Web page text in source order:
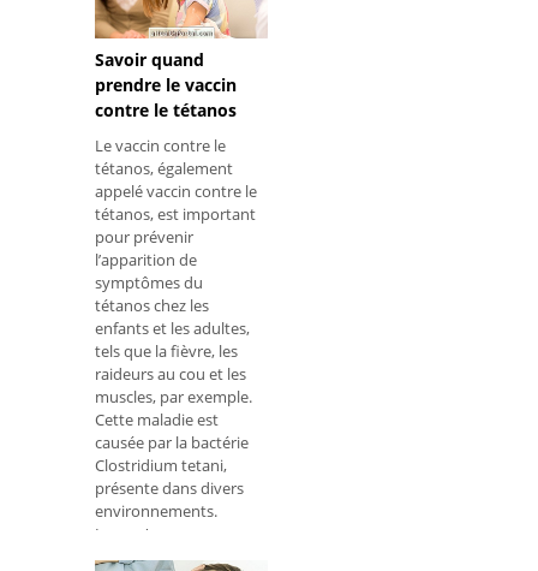
Savoir quand
prendre le vaccin
contre le tétanos
Le vaccin contre le
tétanos, également
appelé vaccin contre le
tétanos, est important
pour prévenir
l’apparition de
symptômes du
tétanos chez les
enfants et les adultes,
tels que la fièvre, les
raideurs au cou et les
muscles, par exemple.
Cette maladie est
causée par la bactérie
Clostridium tetani,
présente dans divers
environnements.
Lorsqu'